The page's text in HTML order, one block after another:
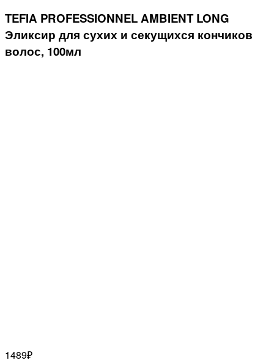
TEFIA PROFESSIONNEL AMBIENT LONG
Эликсир для сухих и секущихся кончиков
волос, 100мл
1489₽